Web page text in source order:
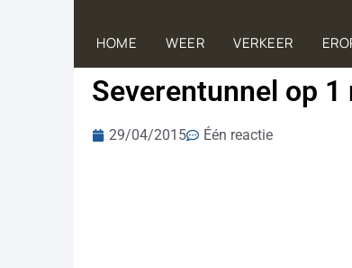
HOME WEER VERKEER
Severentunnel op 1
29/04/2015 Één reactie